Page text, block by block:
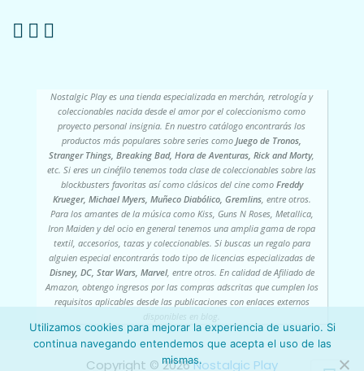
Nostalgic Play es una tienda especializada en merchán, retrología y
coleccionables nacida desde el amor por el coleccionismo como
proyecto personal insignia. En nuestro catálogo encontrarás los
productos más populares sobre series comoJuego de Tronos,
Stranger Things, Breaking Bad, Hora de Aventuras, Rick and Morty,
etc. Si eres un cinéfilo tenemos toda clase de coleccionables sobre las
blockbusters favoritas así como clásicos del cine como Freddy
Krueger, Michael Myers, Muñeco Diabólico, Gremlins, entre otros.
Para los amantes de la música como Kiss, Guns N Roses, Metallica,
Iron Maiden y del ocio en general tenemos una amplia gama de ropa
textil, accesorios, tazas y coleccionables. Si buscas un regalo para
alguien especial encontrarás todo tipo de licencias especializadas de
Disney, DC, Star Wars, Marvel, entre otros. En calidad de Afiliado de
Amazon, obtengo ingresos por las compras adscritas que cumplen los
requisitos aplicables desde las publicaciones con enlaces externos
disponibles en blog.
Copyright ©️ 2026Nostalgic Play
Utilizamos cookies para mejorar la experiencia de usuario. Si
continua navegando entendemos que acepta el uso de las
mismas.